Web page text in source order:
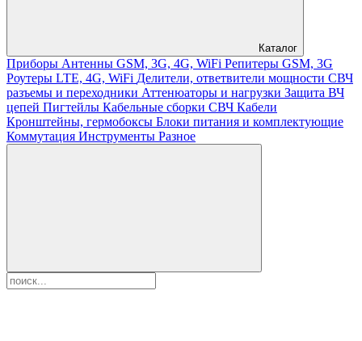
Каталог
Приборы Антенны GSM, 3G, 4G, WiFi Репитеры GSM, 3G
Роутеры LTE, 4G, WiFi Делители, ответвители мощности СВЧ
разъемы и переходники Аттенюаторы и нагрузки Защита ВЧ
цепей Пигтейлы Кабельные сборки СВЧ Кабели
Кронштейны, гермобоксы Блоки питания и комплектующие
Коммутация Инструменты Разное